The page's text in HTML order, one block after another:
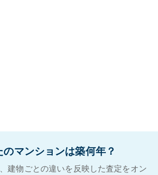
のマンションは築何年？
建物ごとの違いを反映した査定をオン